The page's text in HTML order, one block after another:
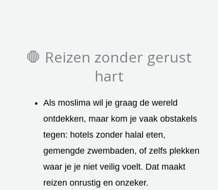
🛑 Reizen zonder gerust
hart
Als moslima wil je graag de wereld
ontdekken, maar kom je vaak obstakels
tegen: hotels zonder halal eten,
gemengde zwembaden, of zelfs plekken
waar je je niet veilig voelt. Dat maakt
reizen onrustig en onzeker.